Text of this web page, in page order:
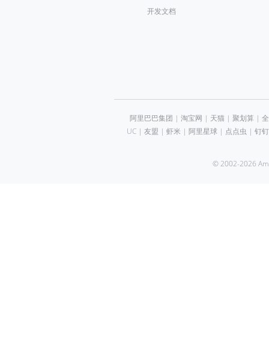
开发文档
阿里巴巴集团 | 淘宝网 | 天猫| 聚划算 |
UC| 友盟 | 虾米 | 阿里星球| 点点虫 | 钉钉
© 2002-2026